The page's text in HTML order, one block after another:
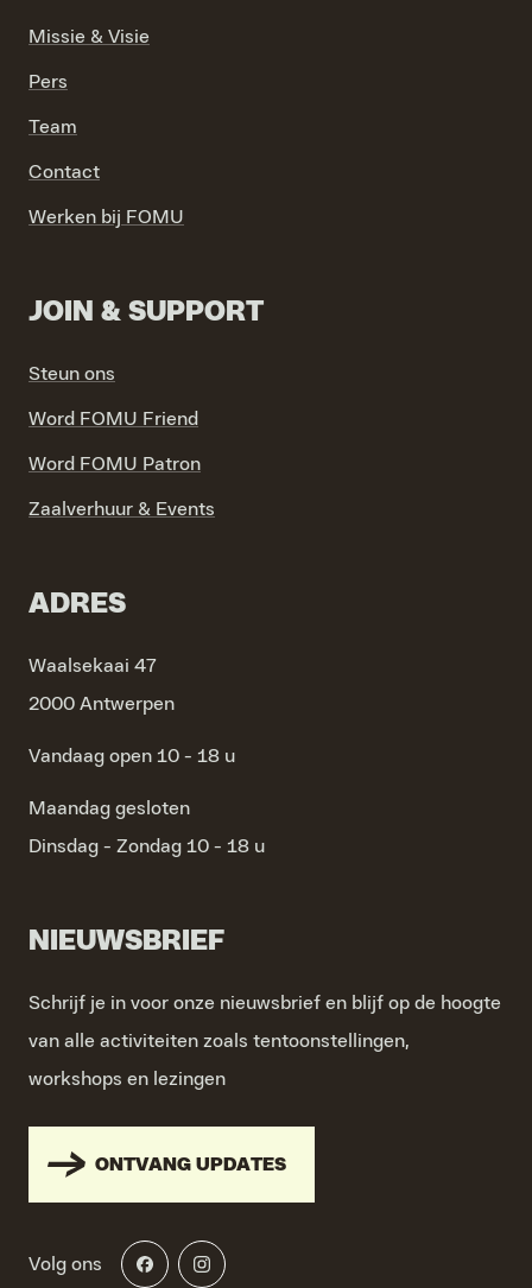
Missie & Visie
Pers
Team
Contact
Werken bij FOMU
JOIN & SUPPORT
Steun ons
Word FOMU Friend
Word FOMU Patron
Zaalverhuur & Events
ADRES
Waalsekaai 47
2000 Antwerpen
Vandaag open 10 - 18 u
Maandag gesloten
Dinsdag - Zondag 10 - 18 u
NIEUWSBRIEF
Schrijf je in voor onze nieuwsbrief en blijf op de hoogte
van alle activiteiten zoals tentoonstellingen,
workshops en lezingen
ONTVANG UPDATES
Volg ons